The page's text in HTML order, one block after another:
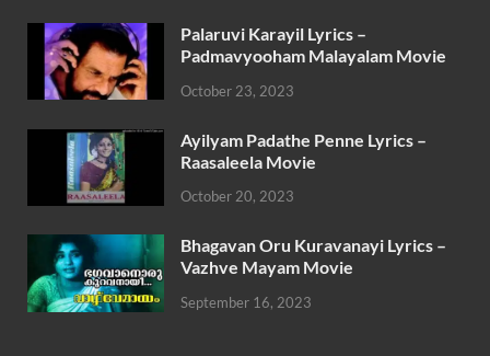
Palaruvi Karayil Lyrics –
Padmavyooham Malayalam Movie
October 23, 2023
Ayilyam Padathe Penne Lyrics –
Raasaleela Movie
October 20, 2023
Bhagavan Oru Kuravanayi Lyrics –
Vazhve Mayam Movie
September 16, 2023